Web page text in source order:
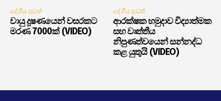
දේශීය පුවත්
වායු දූෂණයෙන් වසරකට
මරණ 7000ක් (VIDEO)
දේශීය පුවත්
ආරක්ෂක හමුදාව විද්‍යාත්මක
සහ වෘත්තීය
නිපුණත්වයෙන් සන්නද්ධ
කළ යුතුයි (VIDEO)